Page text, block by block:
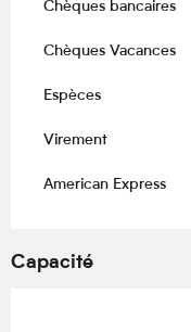
Chèques bancaires
Chèques Vacances
Espèces
Virement
American Express
Capacité